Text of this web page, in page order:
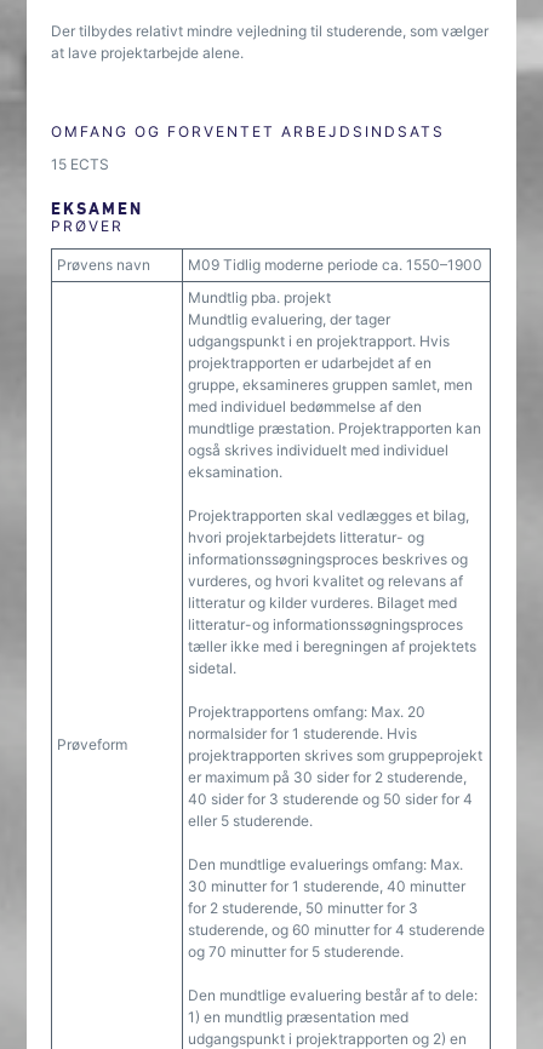
Der tilbydes relativt mindre vejledning til studerende, som vælger
at lave projektarbejde alene.
OMFANG OG FORVENTET ARBEJDSINDSATS
15 ECTS
EKSAMEN
PRØVER
Prøvens navn M09 Tidlig moderne periode ca. 1550–1900
Prøveform
Mundtlig pba. projekt
Mundtlig evaluering, der tager
udgangspunkt i en projektrapport. Hvis
projektrapporten er udarbejdet af en
gruppe, eksamineres gruppen samlet, men
med individuel bedømmelse af den
mundtlige præstation. Projektrapporten kan
også skrives individuelt med individuel
eksamination.
Projektrapporten skal vedlægges et bilag,
hvori projektarbejdets litteratur- og
informationssøgningsproces beskrives og
vurderes, og hvori kvalitet og relevans af
litteratur og kilder vurderes. Bilaget med
litteratur-og informationssøgningsproces
tæller ikke med i beregningen af projektets
sidetal.
Projektrapportens omfang: Max. 20
normalsider for 1 studerende. Hvis
projektrapporten skrives som gruppeprojekt
er maximum på 30 sider for 2 studerende,
40 sider for 3 studerende og 50 sider for 4
eller 5 studerende.
Den mundtlige evaluerings omfang: Max.
30 minutter for 1 studerende, 40 minutter
for 2 studerende, 50 minutter for 3
studerende, og 60 minutter for 4 studerende
og 70 minutter for 5 studerende.
Den mundtlige evaluering består af to dele:
1) en mundtlig præsentation med
udgangspunkt i projektrapporten og 2) en